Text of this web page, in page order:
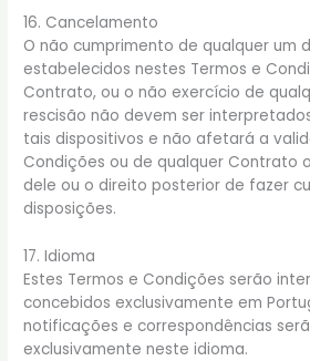
16. Cancelamento
O não cumprimento de qualquer um
estabelecidos nestes Termos e
Contrato, ou o não exercício de
rescisão não devem ser
tais dispositivos e não afetará a
Condições ou de qualquer Contrato
dele ou o direito posterior de fazer
disposições.
17. Idioma
Estes Termos e Condições serão
concebidos exclusivamente em
notificações e correspondências
exclusivamente neste idioma.